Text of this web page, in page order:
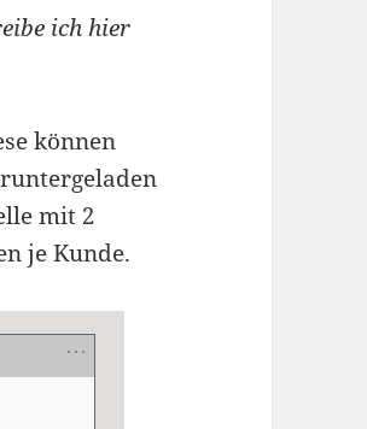
ich hier
können
mit 2
je Kunde.